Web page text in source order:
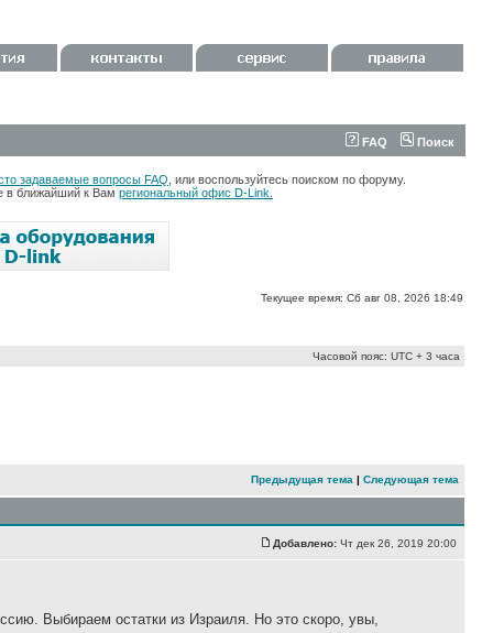
FAQ Поиск
задаваемые вопросы FAQ , или воспользуйтесь поиском по форуму.
в ближайший к Вам региональный офис D-Link.
Текущее время: Сб авг 08, 2026 18:49
Часовой пояс: UTC + 3 часа
Предыдущая тема | Следующая тема
Добавлено: Чт дек 26, 2019 20:00
Выбираем остатки из Израиля. Но это скоро, увы,